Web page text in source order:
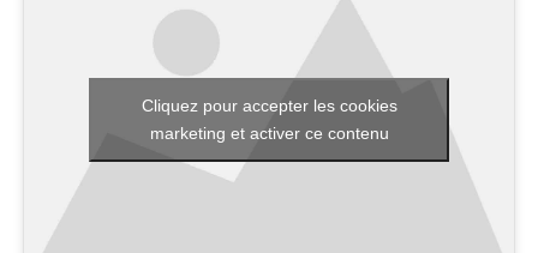
Cliquez pour accepter les cookies
marketing et activer ce contenu